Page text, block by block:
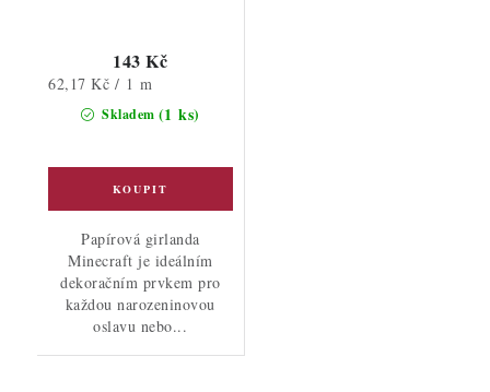
Skladem (1 ks)
143 Kč
Měrná
62,17 Kč / 1 m
Papírová girlanda
Minecraft je ideálním
dekoračním prvkem pro
každou narozeninovou
oslavu nebo...